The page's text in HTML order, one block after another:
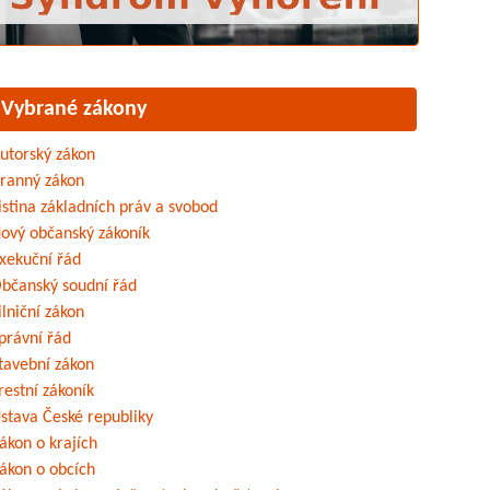
Vybrané zákony
zákon
zákon
základních práv a svobod
občanský zákoník
řád
soudní řád
zákon
řád
zákon
zákoník
České republiky
o krajích
o obcích